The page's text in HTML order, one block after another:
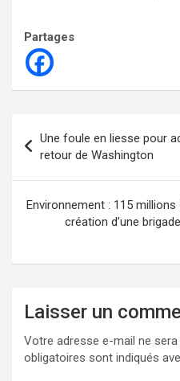
Partages
de
l’article
Une foule en liesse pour
retour de Washington
Environnement : 115 millions
création d’une
Laisser un
Votre adresse e-mail ne sera
obligatoires sont indiqués